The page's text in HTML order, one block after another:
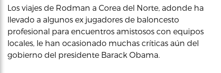
Los viajes de Rodman a Corea del Norte, adonde ha
llevado a algunos ex jugadores de baloncesto
profesional para encuentros amistosos con equipos
locales, le han ocasionado muchas críticas aún del
gobierno del presidente Barack Obama.